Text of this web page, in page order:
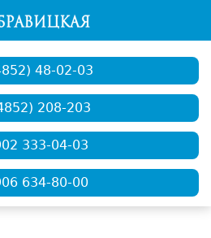
48-02-03
208-203
333-04-03
634-80-00